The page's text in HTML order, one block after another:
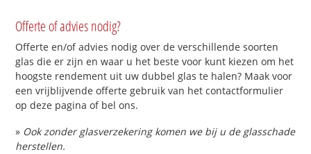
Offerte of advies nodig?
Offerte en/of advies nodig over de verschillende soorten
glas die er zijn en waar u het beste voor kunt kiezen om het
hoogste rendement uit uw dubbel glas te halen? Maak voor
een vrijblijvende offerte gebruik van het contactformulier
op deze pagina of bel ons.
» Ook zonder glasverzekering komen we bij u de glasschade
herstellen.